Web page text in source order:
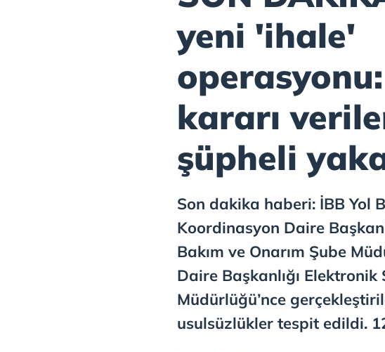
yeni 'ihale'
kararı
şüpheli
Son dakika haberi: İBB Yol
Koordinasyon Daire
Bakım ve Onarım Şube
Daire Başkanlığı Elektronik
Müdürlüğü’nce
usulsüzlükler tespit edildi.